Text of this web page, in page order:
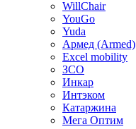
WillChair
YouGo
Yuda
Армед (Armed)
Еxcel mobility
ЗСО
Инкар
Интэком
Катаржина
Мега Оптим